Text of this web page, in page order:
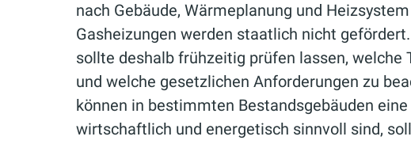
nach Gebäude, Wärmeplanung und
Gasheizungen werden staatlich nicht
sollte deshalb frühzeitig prüfen lassen, welche
und welche gesetzlichen Anforderungen zu
können in bestimmten Bestandsgebäuden
wirtschaftlich und energetisch sinnvoll sind,